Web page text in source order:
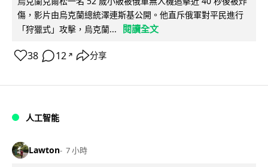
傷，影片由烏克蘭總統澤連斯基公開。他直斥俄軍對平民進行
「狩獵式」攻擊，烏克蘭...
閱讀全文
38 12 ↗ 分享
人工智能
Lawton 7 小時